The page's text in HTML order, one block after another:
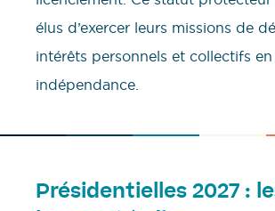
élus d’exercer leurs missions de
intérêts personnels et collectifs
indépendance.
Présidentielles 2027 :